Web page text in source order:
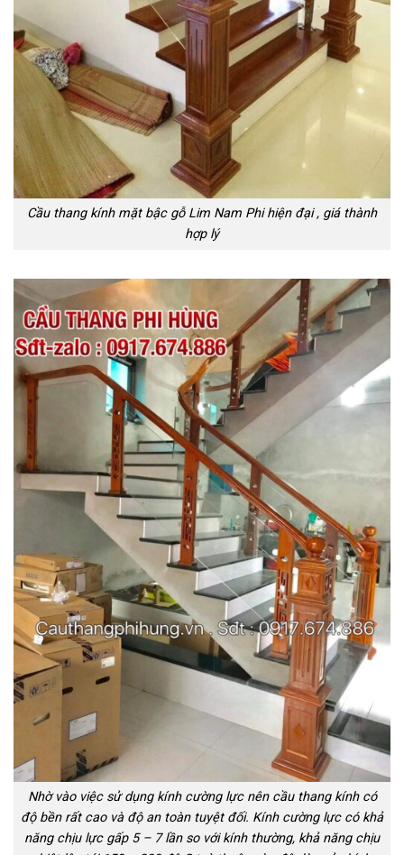
Cầu thang kính mặt bậc gỗ Lim Nam Phi hiện đại , giá thành
hợp lý
Nhờ vào việc sử dụng kính cường lực nên cầu thang kính có
độ bền rất cao và độ an toàn tuyệt đối. Kính cường lực có khả
năng chịu lực gấp 5 – 7 lần so với kính thường, khả năng chịu